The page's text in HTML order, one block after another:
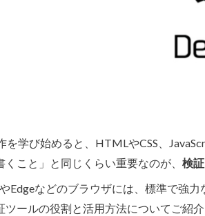
を学び始めると、HTMLやCSS、
くこと」と同じくらい重要なのが、 検
Edgeなどのブラウザには、標準で強
ツールの役割と活用方法についてご紹介